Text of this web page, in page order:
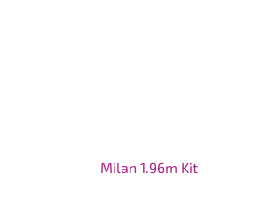
Milan 1.96m Kit